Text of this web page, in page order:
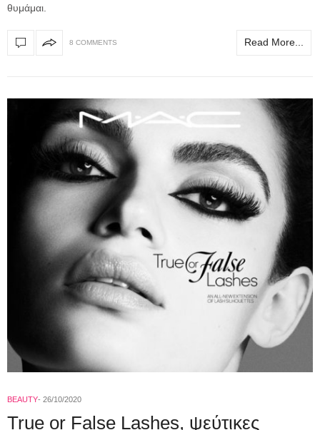
θυμάμαι.
8 COMMENTS Read More...
BEAUTY 26/10/2020
True or False Lashes, ψεύτικες